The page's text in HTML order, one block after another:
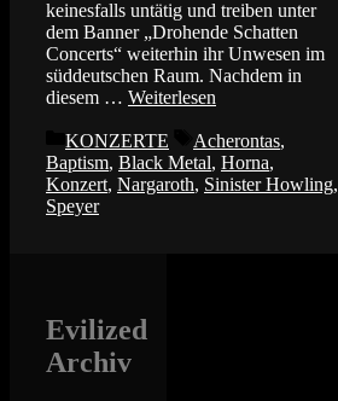
keinesfalls untätig und treiben unter
dem Banner „Drohende Schatten
Concerts“ weiterhin ihr Unwesen im
süddeutschen Raum. Nachdem in
diesem … Weiterlesen
Kategorien
KONZERTE Schlagwörter
Acherontas,
Baptism, Black Metal, Horna,
Konzert, Nargaroth, Sinister Howling,
Speyer
Evilized
Archiv